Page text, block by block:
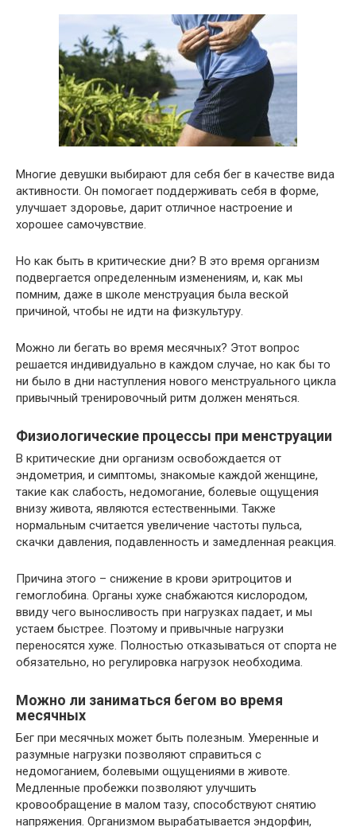
Многие девушки выбирают для себя бег в качестве вида
активности. Он помогает поддерживать себя в форме,
улучшает здоровье, дарит отличное настроение и
хорошее самочувствие.
Но как быть в критические дни? В это время организм
подвергается определенным изменениям, и, как мы
помним, даже в школе менструация была веской
причиной, чтобы не идти на физкультуру.
Можно ли бегать во время месячных? Этот вопрос
решается индивидуально в каждом случае, но как бы то
ни было в дни наступления нового менструального цикла
привычный тренировочный ритм должен меняться.
Физиологические процессы при менструации
В критические дни организм освобождается от
эндометрия, и симптомы, знакомые каждой женщине,
такие как слабость, недомогание, болевые ощущения
внизу живота, являются естественными. Также
нормальным считается увеличение частоты пульса,
скачки давления, подавленность и замедленная реакция.
Причина этого – снижение в крови эритроцитов и
гемоглобина. Органы хуже снабжаются кислородом,
ввиду чего выносливость при нагрузках падает, и мы
устаем быстрее. Поэтому и привычные нагрузки
переносятся хуже. Полностью отказываться от спорта не
обязательно, но регулировка нагрузок необходима.
Можно ли заниматься бегом во время
месячных
Бег при месячных может быть полезным. Умеренные и
разумные нагрузки позволяют справиться с
недомоганием, болевыми ощущениями в животе.
Медленные пробежки позволяют улучшить
кровообращение в малом тазу, способствуют снятию
напряжения. Организмом вырабатывается эндорфин,